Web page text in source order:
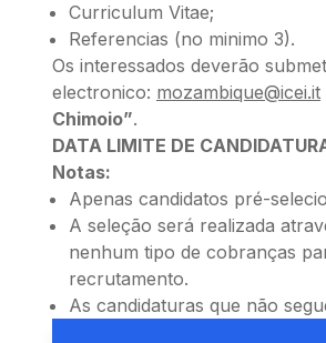
Curriculum Vitae;
Referencias (no minimo 3).
Os interessados deverão
electronico: mozambique@icei.it
Chimoio”.
DATA LIMITE DE
Notas:
Apenas candidatos pré-
A seleção será realizada
nenhum tipo de cobranças
recrutamento.
As candidaturas que não